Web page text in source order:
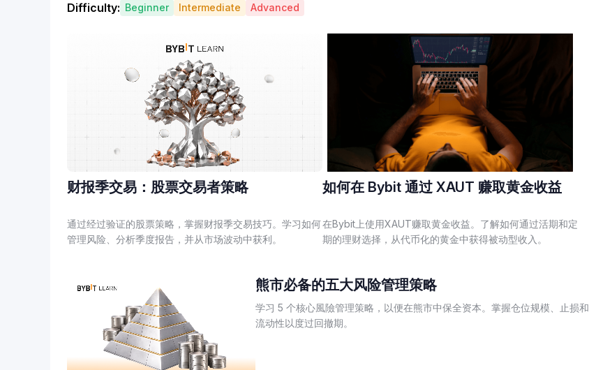
Difficulty: Beginner Intermediate Advanced
财报季交易：股票交易者策略
通过经过验证的股票策略，掌握财报季交易技巧。学习如何
管理风险、分析季度报告，并从市场波动中获利。
如何在 Bybit 通过 XAUT 赚取黄金收益
在Bybit上使用XAUT赚取黄金收益。了解如何通过活期和定
期的理财选择，从代币化的黄金中获得被动型收入。
熊市必备的五大风险管理策略
学习 5 个核心風險管理策略，以便在熊市中保全资本。掌握仓位规模、止损和
流动性以度过回撤期。